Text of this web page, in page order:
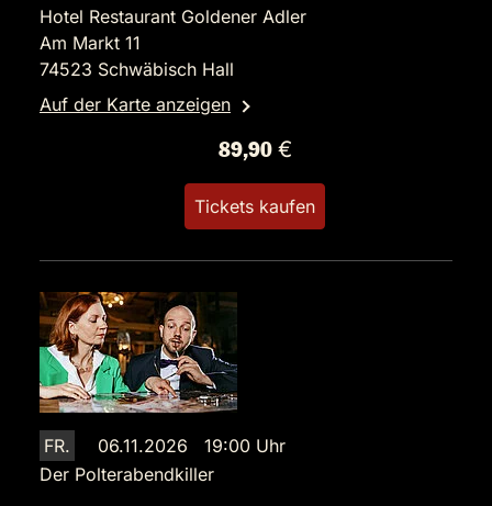
Hotel Restaurant Goldener Adler
Am Markt 11
74523 Schwäbisch Hall
Auf der Karte anzeigen
89,90 €
Tickets kaufen
FR.
06.11.2026 19:00 Uhr
Der Polterabendkiller